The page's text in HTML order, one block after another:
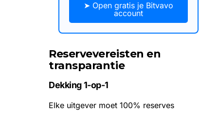
➤ Open gratis je Bitvavo
account
Reservevereisten en
transparantie
Dekking 1-op-1
Elke uitgever moet 100% reserves